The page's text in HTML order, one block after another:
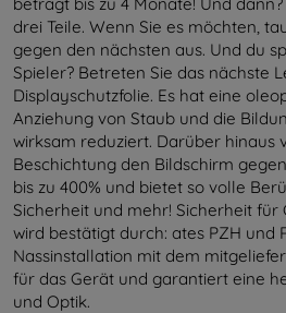
drei Teile. Wenn Sie es möchten,
gegen den nächsten aus. Und du
Spieler? Betreten Sie das nächste
Displayschutzfolie. Es hat eine
Anziehung von Staub und die
wirksam reduziert. Darüber hinaus
Beschichtung den Bildschirm
bis zu 400% und bietet so volle
Sicherheit und mehr! Sicherheit für
wird bestätigt durch: ates PZH und
Nassinstallation mit dem
für das Gerät und garantiert eine
und Optik.